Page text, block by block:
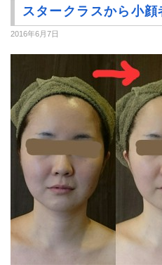
スタークラスから小顔
2016年6月7日